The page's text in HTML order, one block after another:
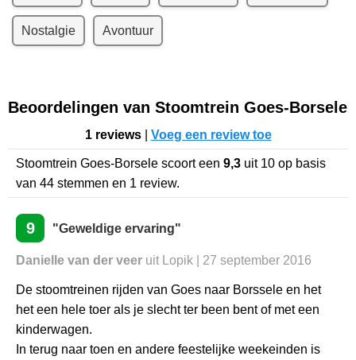
Nostalgie Avontuur
Beoordelingen van Stoomtrein Goes-Borsele
1 reviews| Voeg een review toe
Stoomtrein Goes-Borsele scoort een 9,3 uit 10 op basis
van 44 stemmen en 1 review.
9 "Geweldige ervaring"
Danielle van der veer uit Lopik | 27 september 2016
De stoomtreinen rijden van Goes naar Borssele en het
het een hele toer als je slecht ter been bent of met een
kinderwagen.
In terug naar toen en andere feestelijke weekeinden is